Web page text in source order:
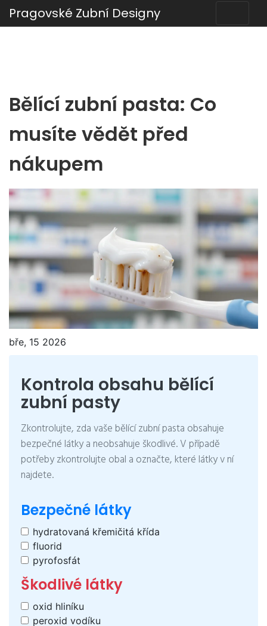
Pragovské Zubní Designy
Bělící zubní pasta: Co
musíte vědět před
nákupem
bře, 15 2026
Kontrola obsahu bělící
zubní pasty
Zkontrolujte, zda vaše bělící zubní pasta obsahuje
bezpečné látky a neobsahuje škodlivé. V případě
potřeby zkontrolujte obal a označte, které látky v ní
najdete.
Bezpečné látky
hydratovaná křemičitá křída
fluorid
pyrofosfát
Škodlivé látky
oxid hliníku
peroxid vodíku